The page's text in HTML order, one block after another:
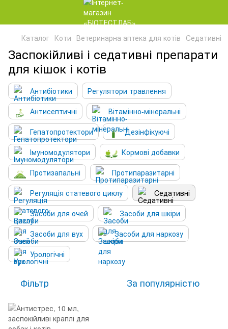
Каталог Коти Ветеринарна аптека для котів Cедативні
Заспокійливі і седативні препарати
для кішок і котів
Антибіотики
Регулятори травлення
Антисептичні
Вітамінно-мінеральні
Гепатопротектори
Дезінфікуючі
Імуномодулятори
Кормові добавки
Протизапальні
Протипаразитарні
Регуляція статевого циклу
Cедативні
Засоби для очей
Засоби для шкіри
Засоби для вух
Засоби для наркозу
Урологічні
Фільтр За популярністю